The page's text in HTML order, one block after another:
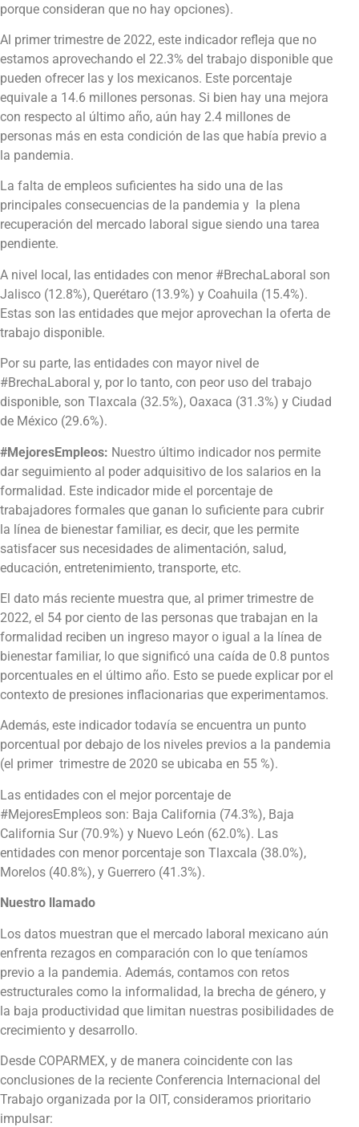
porque consideran que no hay opciones).
Al primer trimestre de 2022, este indicador refleja que no
estamos aprovechando el 22.3% del trabajo disponible que
pueden ofrecer las y los mexicanos. Este porcentaje
equivale a 14.6 millones personas. Si bien hay una mejora
con respecto al último año, aún hay 2.4 millones de
personas más en esta condición de las que había previo a
la pandemia.
La falta de empleos suficientes ha sido una de las
principales consecuencias de la pandemia y
la plena
recuperación del mercado laboral sigue siendo una tarea
pendiente.
A nivel local, las entidades con menor #BrechaLaboral son
Jalisco (12.8%), Querétaro (13.9%) y Coahuila (15.4%).
Estas son las entidades que mejor aprovechan la oferta de
trabajo disponible.
Por su parte, las entidades con mayor nivel de
#BrechaLaboral y, por lo tanto, con peor uso del trabajo
disponible, son Tlaxcala (32.5%), Oaxaca (31.3%) y Ciudad
de México (29.6%).
#MejoresEmpleos: Nuestro último indicador nos permite
dar seguimiento al poder adquisitivo de los salarios en la
formalidad. Este indicador mide el porcentaje de
trabajadores formales que ganan lo suficiente para cubrir
la línea de bienestar familiar, es decir, que les permite
satisfacer sus necesidades de alimentación, salud,
educación, entretenimiento, transporte, etc.
El dato más reciente muestra que, al primer trimestre de
2022, el 54 por ciento de las personas que trabajan en la
formalidad reciben un ingreso mayor o igual a la línea de
bienestar familiar, lo que significó una caída de 0.8 puntos
porcentuales en el último año. Esto se puede explicar por el
contexto de presiones inflacionarias que experimentamos.
Además, este indicador todavía se encuentra un punto
porcentual por debajo de los niveles previos a la pandemia
(el primer trimestre de 2020 se ubicaba en 55 %).
Las entidades con el mejor porcentaje de
#MejoresEmpleos son: Baja California (74.3%), Baja
California Sur (70.9%) y Nuevo León (62.0%). Las
entidades con menor porcentaje son Tlaxcala (38.0%),
Morelos (40.8%), y Guerrero (41.3%).
Nuestro llamado
Los datos muestran que el mercado laboral mexicano aún
enfrenta rezagos en comparación con lo que teníamos
previo a la pandemia. Además, contamos con retos
estructurales como la informalidad, la brecha de género, y
la baja productividad que limitan nuestras posibilidades de
crecimiento y desarrollo.
Desde COPARMEX, y de manera coincidente con las
conclusiones de la reciente Conferencia Internacional del
Trabajo organizada por la OIT, consideramos prioritario
impulsar: